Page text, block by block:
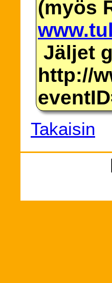
(myös
Jäljet
http://
Takaisin